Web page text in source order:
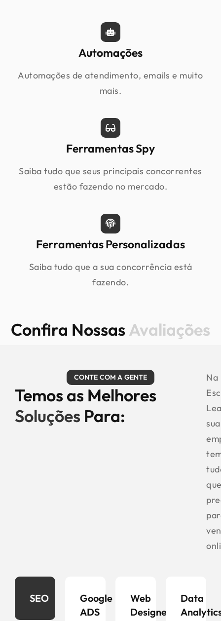
Automações
Automações de atendimento, emails e muito
mais.
Ferramentas Spy
Saiba tudo que seus principais concorrentes
estão fazendo no mercado.
Ferramentas Personalizadas
Saiba tudo que a sua concorrência está
fazendo.
Confira Nossas Avaliações
CONTE COM A GENTE
Temos as Melhores
Soluções Para:
Na
sua
SEO
Google
ADS
Web
Designer
Data